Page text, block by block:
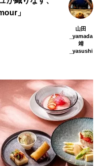
」
山田
_yamada
靖
_yasushi